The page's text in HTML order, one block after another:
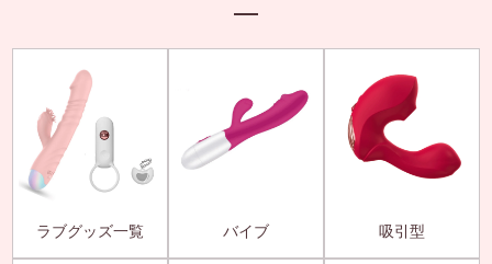
ラブグッズ一覧 バイブ 吸引型